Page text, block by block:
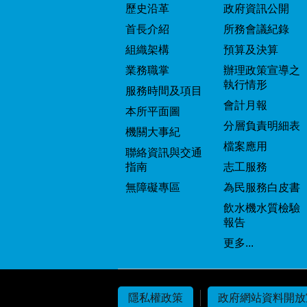
歷史沿革
首長介紹
組織架構
業務職掌
服務時間及項目
本所平面圖
機關大事紀
聯絡資訊與交通
指南
無障礙專區
政府資訊公開
所務會議紀錄
預算及決算
辦理政策宣導之
執行情形
會計月報
分層負責明細表
檔案應用
志工服務
為民服務白皮書
飲水機水質檢驗
報告
更多...
隱私權政策 政府網站資料開